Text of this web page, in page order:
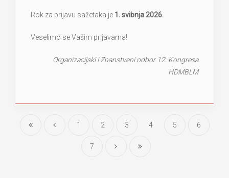
Rok za prijavu sažetaka je 1. svibnja 2026.
Veselimo se Vašim prijavama!
Organizacijski i Znanstveni odbor 12. Kongresa
HDMBLM
1 2 3 4 5 6
7